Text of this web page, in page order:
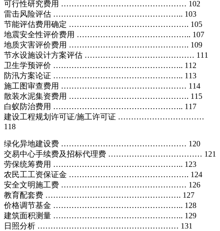
可行性研究费用 ………………………………………… 102
雷击风险评估 ………………………………………….. 103
节能评估费用确定 ………………………………………. 105
地震安全性评价费用 …………………………………….. 107
地质灾害评价费用 ………………………………………. 109
节水设施设计方案评估 …………………………………… 111
卫生学预评价 ………………………………………….. 112
防汛方案论证 ………………………………………….. 113
施工图审查费用 ………………………………………… 114
散装水泥集资费用 ………………………………………. 115
白蚁防治费用 ………………………………………….. 117
建设工程规划许可证/施工许可证 ……………………………
118
绿化异地建设费 ………………………………………… 120
交易中心手续费及招标代理费 ……………………………… 121
劳保统筹费用 ………………………………………….. 123
农民工工资保证金 ………………………………………. 124
安全文明施工费 ………………………………………… 126
教育配套费 ……………………………………………. 127
价格调节基金 ………………………………………….. 128
建筑面积测量 ………………………………………….. 129
日照分析 ……………………………………………… 131